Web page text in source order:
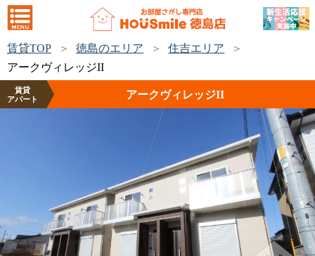
賃貸TOP 徳島のエリア
住吉エリア
アークヴィレッジII
賃貸
アパート
アークヴィレッジII